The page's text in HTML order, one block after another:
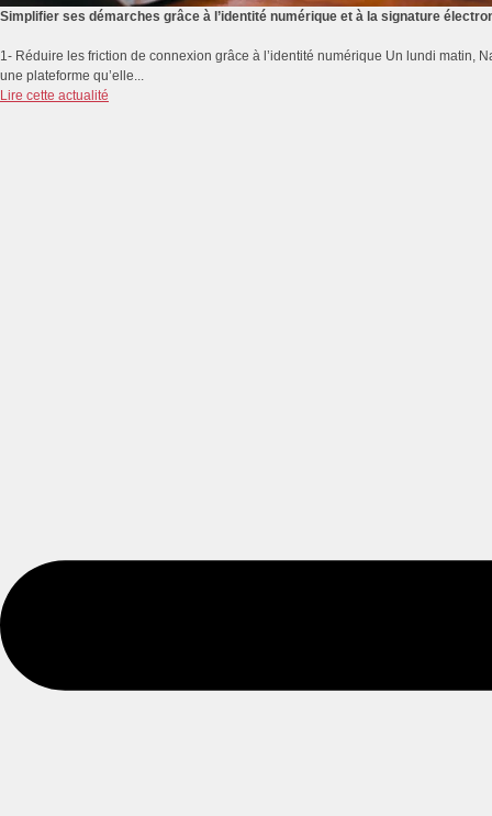
Simplifier ses démarches grâce à l’identité numérique et à la signature
1- Réduire les friction de connexion grâce à l’identité numérique Un lundi matin,
une plateforme qu’elle...
Lire cette actualité